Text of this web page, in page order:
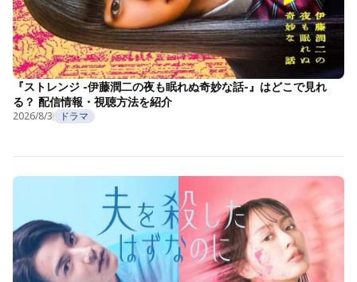
『ストレンジ -伊藤潤二の夜も眠れぬ奇妙な話-』はどこで見れ
る？ 配信情報・視聴方法を紹介
2026/8/3 ドラマ